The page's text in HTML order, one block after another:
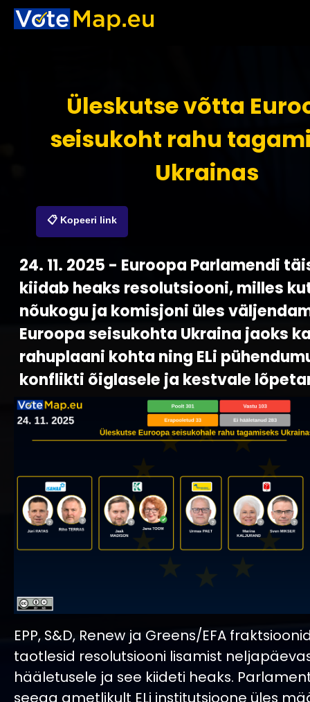
Üleskutse võtta
seisukoht rahu
Ukrainas
📋 Kopeeri link
24. 11. 2025 - Euroopa Parlamendi
kiidab heaks resolutsiooni, milles
nõukogu ja komisjoni üles
Euroopa seisukohta Ukraina jaoks
rahuplaani kohta ning ELi
konflikti õiglasele ja kestvale
EPP, S&D, Renew ja Greens/EFA
taotlesid resolutsiooni lisamist
hääletusele ja see kiideti heaks.
seega ametlikult ELi institutsioone üles